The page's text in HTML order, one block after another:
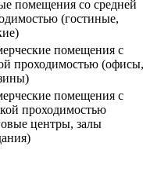
помещения со средней
(гостиные,
помещения с
проходимостью (офисы,
помещения с
проходимостью
центры, залы